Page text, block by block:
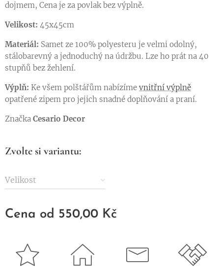
dojmem, Cena je za povlak bez výplně.
Velikost: 45x45cm
Materiál: Samet ze 100% polyesteru je velmi odolný,
stálobarevný a jednoduchý na údržbu. Lze ho prát na 40
stupňů bez žehlení.
Výplň: Ke všem polštářům nabízíme vnitřní výplně
opatřené zipem pro jejich snadné doplňování a praní.
Značka Cesario Decor
Zvolte si variantu:
Velikost
Cena od 550,00 Kč